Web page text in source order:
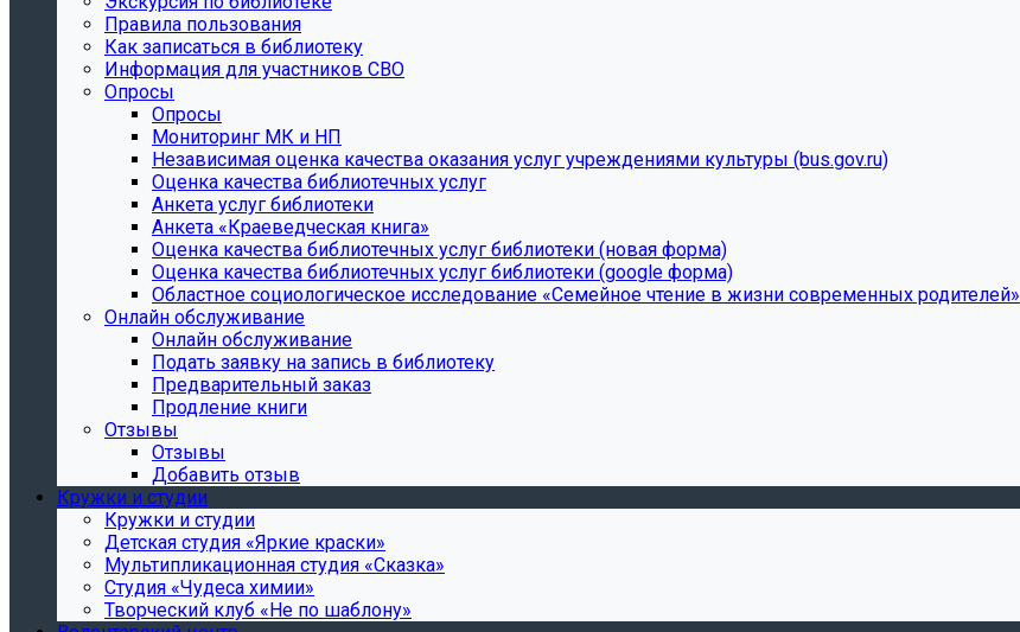
Правила пользования
Как записаться в библиотеку
Информация для участников СВО
Опросы
Опросы
Мониторинг МК и НП
Независимая оценка качества оказания услуг учреждениями культуры (bus.gov.ru)
Оценка качества библиотечных услуг
Анкета услуг библиотеки
Анкета «Краеведческая книга»
Oценка качества библиотечных услуг библиотеки (новая форма)
Oценка качества библиотечных услуг библиотеки (google форма)
Областное социологическое исследование «Семейное чтение в жизни современных родителей»
Онлайн обслуживание
Онлайн обслуживание
Подать заявку на запись в библиотеку
Предварительный заказ
Продление книги
Отзывы
Отзывы
Добавить отзыв
Кружки и студии
Кружки и студии
Детская студия «Яркие краски»
Мультипликационная студия «Сказка»
Студия «Чудеса химии»
Творческий клуб «Не по шаблону»